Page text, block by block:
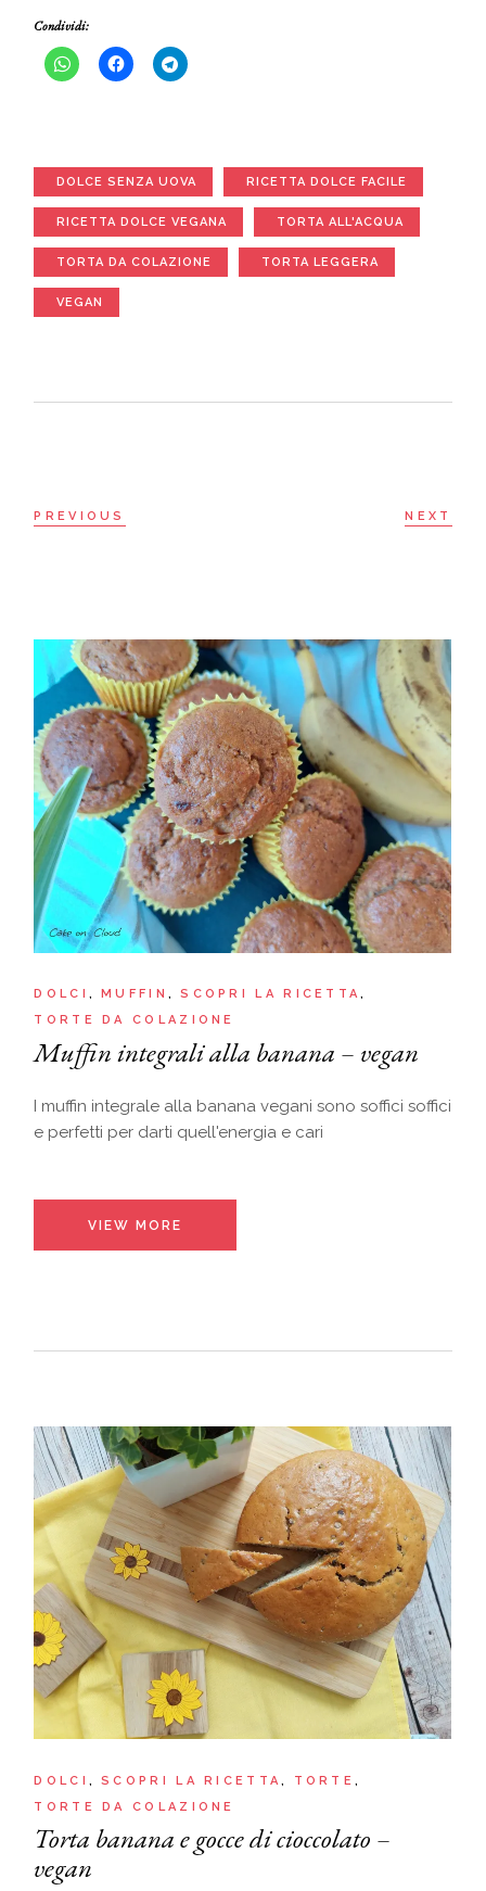
Condividi:
DOLCE SENZA UOVA RICETTA DOLCE FACILE
RICETTA DOLCE VEGANA TORTA ALL'ACQUA
TORTA DA COLAZIONE TORTA LEGGERA
VEGAN
PREVIOUS NEXT
DOLCI MUFFIN
SCOPRI LA RICETTA
TORTE DA COLAZIONE
Muffin integrali alla banana – vegan
I muffin integrale alla banana vegani sono soffici soffici
e perfetti per darti quell'energia e cari
VIEW MORE
DOLCI SCOPRI LA RICETTA
TORTE
TORTE DA COLAZIONE
Torta banana e gocce di cioccolato –
vegan